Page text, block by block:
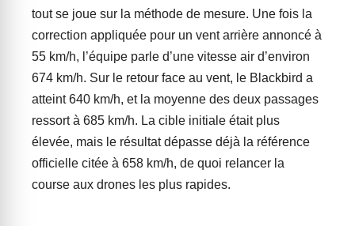
tout se joue sur la méthode de mesure. Une fois la
correction appliquée pour un vent arrière annoncé à
55 km/h, l’équipe parle d’une vitesse air d’environ
674 km/h. Sur le retour face au vent, le Blackbird a
atteint 640 km/h, et la moyenne des deux passages
ressort à 685 km/h. La cible initiale était plus
élevée, mais le résultat dépasse déjà la référence
officielle citée à 658 km/h, de quoi relancer la
course aux drones les plus rapides.